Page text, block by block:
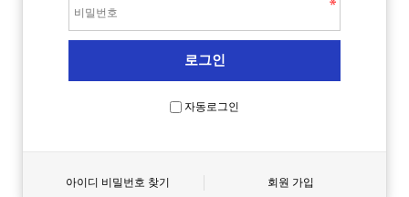
자동로그인
아이디 비밀번호 찾기 회원 가입